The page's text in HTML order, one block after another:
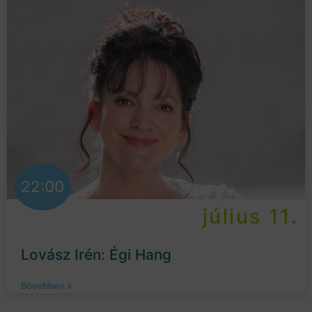
22:00
július 11.
Lovász Irén: Égi Hang
Bővebben »